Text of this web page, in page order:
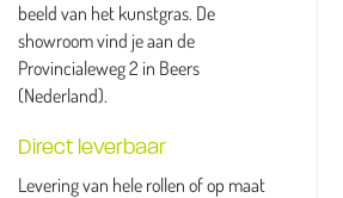
beeld van het kunstgras. De
showroom vind je aan de
Provincialeweg 2 in Beers
(Nederland).
Direct leverbaar
Levering van hele rollen of op maat